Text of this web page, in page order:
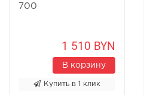
700
1 510 BYN
В корзину
Купить в 1 клик